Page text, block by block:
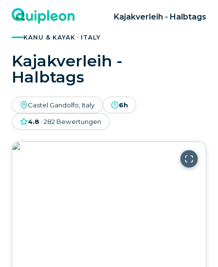
Kajakverleih - Halbtags
KANU & KAYAK · ITALY
Kajakverleih -
Halbtags
Castel Gandolfo, Italy 6h
4.8 · 282 Bewertungen